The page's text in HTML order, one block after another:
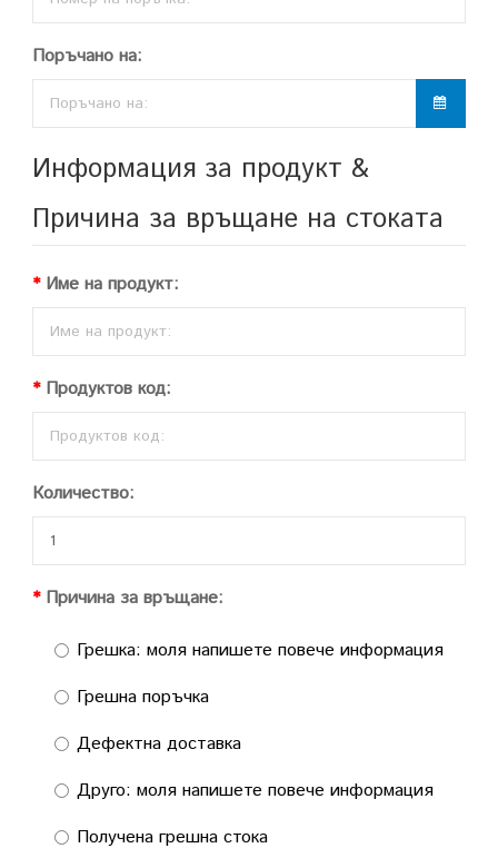
Поръчано на:
Информация за продукт &
Причина за връщане на стоката
Име на продукт:
Продуктов код:
Количество:
Причина за връщане:
Грешка: моля напишете повече информация
Грешна поръчка
Дефектна доставка
Друго: моля напишете повече информация
Получена грешна стока